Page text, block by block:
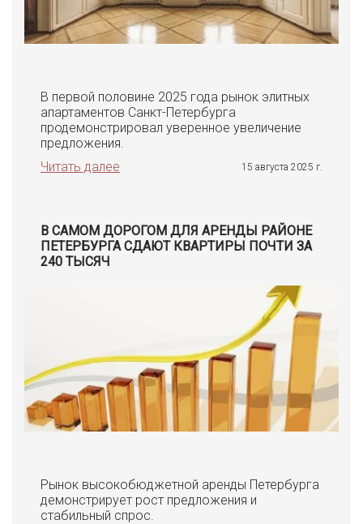
В первой половине 2025 года рынок элитных
апартаментов Санкт-Петербурга
продемонстрировал уверенное увеличение
предложения.
Читать далее
15 августа 2025 г.
В САМОМ ДОРОГОМ ДЛЯ АРЕНДЫ РАЙОНЕ
ПЕТЕРБУРГА СДАЮТ КВАРТИРЫ ПОЧТИ ЗА
240 ТЫСЯЧ
Рынок высокобюджетной аренды Петербурга
демонстрирует рост предложения и
стабильный спрос.